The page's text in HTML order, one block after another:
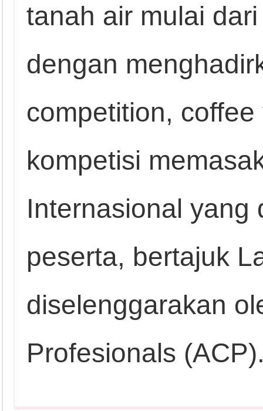
tanah air mulai
dengan
competition,
kompetisi
Internasional yang
peserta, bertajuk
diselenggarakan
Profesionals